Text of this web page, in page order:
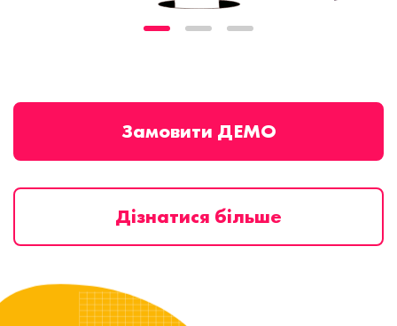
Замовити ДЕМО
Дізнатися більше